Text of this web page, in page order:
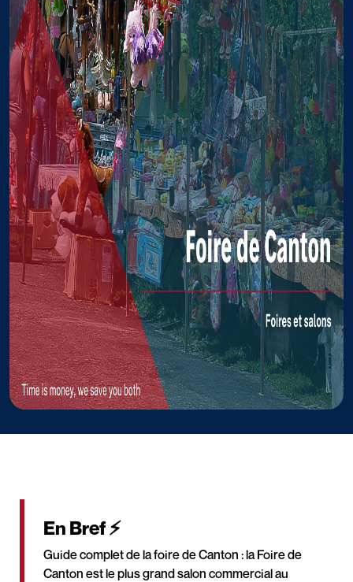
En Bref ⚡
Guide complet de la foire de Canton : la Foire de
Canton est le plus grand salon commercial au